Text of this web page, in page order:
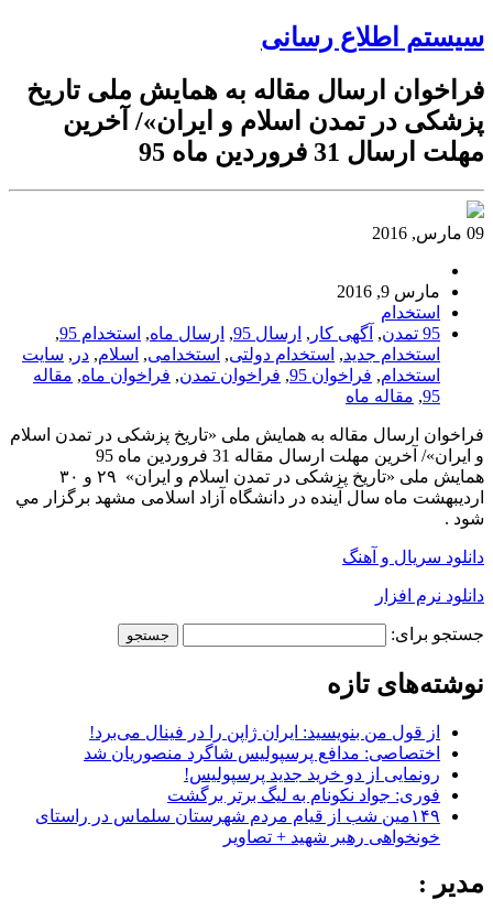
سیستم اطلاع رسانی
فراخوان ارسال مقاله به همايش ملی تاریخ
پزشکی در تمدن اسلام و ایران»/ آخرين
مهلت ارسال 31 فروردين ماه 95
09 مارس, 2016
مارس 9, 2016
استخدام
95 تمدن
, آگهی کار , ارسال 95 , ارسال ماه, استخدام 95
,
استخدام جدید, استخدام دولتی, استخدامی, اسلام, در , سایت
استخدام, فراخوان 95 , فراخوان تمدن, فراخوان ماه, مقاله
95
, مقاله ماه
فراخوان ارسال مقاله به همايش ملی «تاریخ پزشکی در تمدن اسلام
و ایران»/ آخرين مهلت ارسال مقاله 31 فروردين ماه 95
همایش ملی «تاریخ پزشکی در تمدن اسلام و ایران» ۲۹ و ۳۰
اردیبهشت ماه سال آینده در دانشگاه آزاد اسلامی مشهد برگزار مي
شود .
دانلود سریال و آهنگ
دانلود نرم افزار
جستجو برای:
نوشته‌های تازه
از قول من بنویسید: ایران ژاپن را در فینال می‌برد!
اختصاصی: مدافع پرسپولیس شاگرد منصوریان شد
رونمایی از دو خرید جدید پرسپولیس!
فوری: جواد نکونام به لیگ برتر برگشت
۱۴۹مین شب از قیام مردم شهرستان سلماس در راستای
خونخواهی رهبر شهید + تصاویر
مدیر :